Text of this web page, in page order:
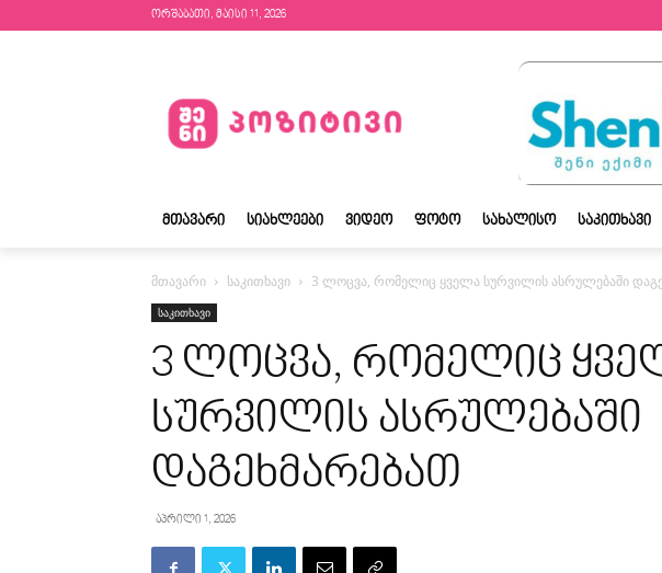
ორშაბათი, მაისი 11, 2026
ᲛᲗᲐᲕᲐᲠᲘ ᲡᲘᲐᲮᲚᲔᲔᲑᲘ ᲕᲘᲓᲔᲝ ᲤᲝᲢᲝ ᲡᲐᲮᲐᲚᲘᲡᲝ ᲡᲐᲙᲘᲗᲮᲐᲕᲘ
მთავარი საკითხავი 3 ლოცვა, რომელიც ყველა სურვილის ასრულებაში
საკითხავი
3 ლოცვა, რომელიც
სურვილის ასრულებაში
დაგეხმარებათ
აპრილი 1, 2026